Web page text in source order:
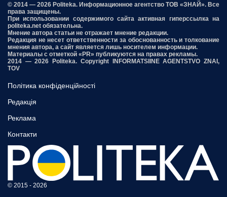
© 2014 — 2026 Politeka. Информационное агентство ТОВ «ЗНАЙ». Все
права защищены.
При использовании содержимого сайта активная гиперссылка на
politeka.net обязательна.
Мнение автора статьи не отражает мнение редакции.
Редакция не несет ответственности за обоснованность и толкование
мнения автора, а сайт является лишь носителем информации.
Материалы с отметкой «PR» публикуются на правах рекламы.
2014 — 2026 Politeka. Copyright INFORMATSIINE AGENTSTVO ZNAI,
TOV
Політика конфіденційності
Редакція
Реклама
Контакти
© 2015 - 2026